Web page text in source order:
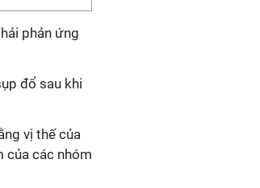
phản ứng
đổ sau khi
vị thế của
của các nhóm